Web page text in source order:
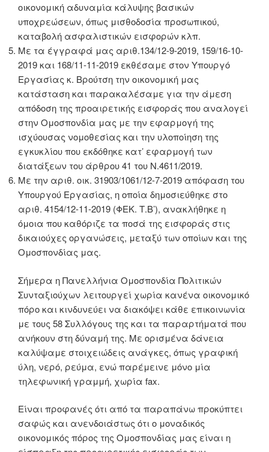
οικονομική αδυναμία κάλυψης βασικών
υποχρεώσεων, όπως μισθοδοσία προσωπικού,
καταβολή ασφαλιστικών εισφορών κλπ.
Με τα έγγραφά μας αριθ.134/12-9-2019, 159/16-10-
2019 και 168/11-11-2019 εκθέσαμε στον Υπουργό
Εργασίας κ. Βρούτση την οικονομική μας
κατάσταση και παρακαλέσαμε για την άμεση
απόδοση της προαιρετικής εισφοράς που αναλογεί
στην Ομοσπονδία μας με την εφαρμογή της
ισχύουσας νομοθεσίας και την υλοποίηση της
εγκυκλίου που εκδόθηκε κατ’ εφαρμογή των
διατάξεων του άρθρου 41 του Ν.4611/2019.
Με την αριθ. οικ. 31903/1061/12-7-2019 απόφαση του
Υπουργού Εργασίας, η οποία δημοσιεύθηκε στο
αριθ. 4154/12-11-2019 (ΦΕΚ. Τ.Β’), ανακλήθηκε η
όμοια που καθόριζε τα ποσά της εισφοράς στις
δικαιούχες οργανώσεις, μεταξύ των οποίων και της
Ομοσπονδίας μας.
Σήμερα η Πανελλήνια Ομοσπονδία Πολιτικών
Συνταξιούχων λειτουργεί χωρία κανένα οικονομικό
πόρο και κινδυνεύει να διακόψει κάθε επικοινωνία
με τους 58 Συλλόγους της και τα παραρτήματά που
ανήκουν στη δύναμή της. Με ορισμένα δάνεια
καλύψαμε στοιχειώδεις ανάγκες, όπως γραφική
ύλη, νερό, ρεύμα, ενώ παρέμεινε μόνο μία
τηλεφωνική γραμμή, χωρία fax.
Είναι προφανές ότι από τα παραπάνω προκύπτει
σαφώς και ανενδοιάστως ότι ο μοναδικός
οικονομικός πόρος της Ομοσπονδίας μας είναι η